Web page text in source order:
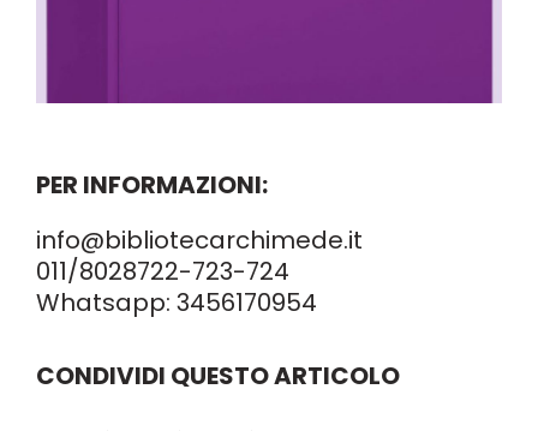
PER INFORMAZIONI:
info@bibliotecarchimede.it
011/8028722-723-724
Whatsapp: 3456170954
CONDIVIDI QUESTO ARTICOLO